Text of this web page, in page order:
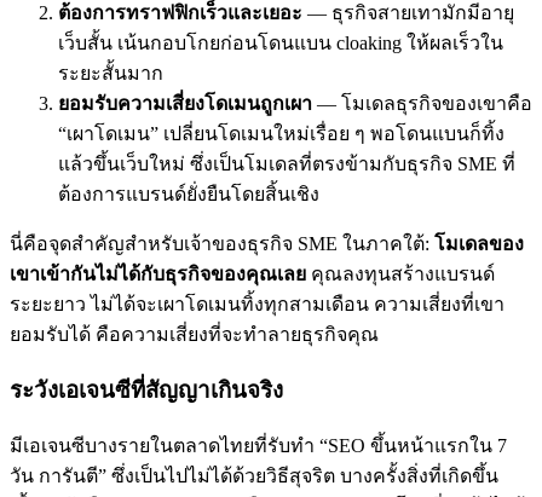
ต้องการทราฟฟิกเร็วและเยอะ — ธุรกิจสายเทามักมีอายุ
เว็บสั้น เน้นกอบโกยก่อนโดนแบน cloaking ให้ผลเร็วใน
ระยะสั้นมาก
ยอมรับความเสี่ยงโดเมนถูกเผา — โมเดลธุรกิจของเขาคือ
“เผาโดเมน” เปลี่ยนโดเมนใหม่เรื่อย ๆ พอโดนแบนก็ทิ้ง
แล้วขึ้นเว็บใหม่ ซึ่งเป็นโมเดลที่ตรงข้ามกับธุรกิจ SME ที่
ต้องการแบรนด์ยั่งยืนโดยสิ้นเชิง
นี่คือจุดสำคัญสำหรับเจ้าของธุรกิจ SME ในภาคใต้: โมเดลของ
เขาเข้ากันไม่ได้กับธุรกิจของคุณเลย คุณลงทุนสร้างแบรนด์
ระยะยาว ไม่ได้จะเผาโดเมนทิ้งทุกสามเดือน ความเสี่ยงที่เขา
ยอมรับได้ คือความเสี่ยงที่จะทำลายธุรกิจคุณ
ระวังเอเจนซีที่สัญญาเกินจริง
มีเอเจนซีบางรายในตลาดไทยที่รับทำ “SEO ขึ้นหน้าแรกใน 7
วัน การันตี” ซึ่งเป็นไปไม่ได้ด้วยวิธีสุจริต บางครั้งสิ่งที่เกิดขึ้น